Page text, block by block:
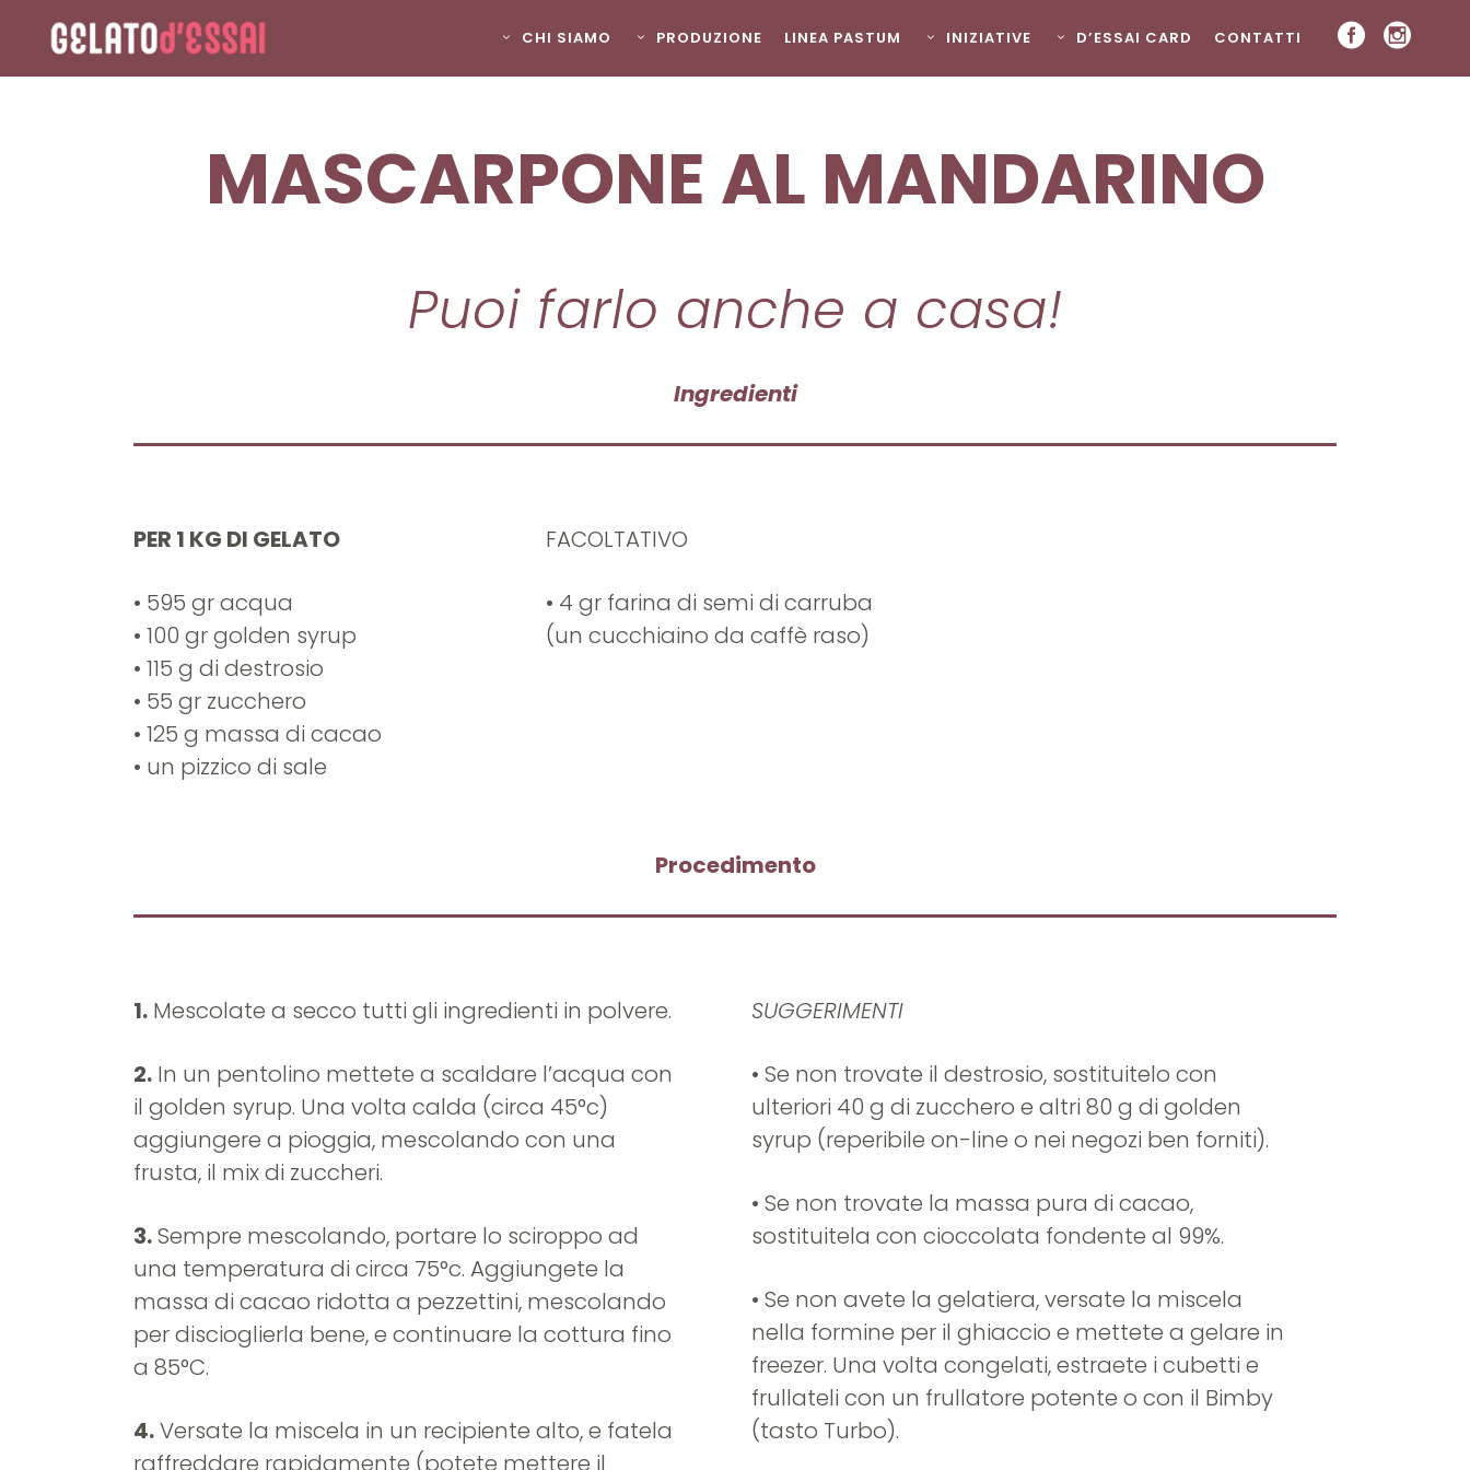
CHI SIAMO PRODUZIONE LINEA PASTUM INIZIATIVE D’ESSAI CARD CONTATTI
MASCARPONE AL MANDARINO
Puoi farlo anche a casa!
Ingredienti
PER 1 KG DI GELATO
• 595 gr acqua
• 100 gr golden syrup
• 115 g di destrosio
• 55 gr zucchero
• 125 g massa di cacao
• un pizzico di sale
FACOLTATIVO
• 4 gr farina di semi di carruba
(un cucchiaino da caffè raso)
Procedimento
1. Mescolate a secco tutti gli ingredienti in polvere.
2. In un pentolino mettete a scaldare l’acqua con
il golden syrup. Una volta calda (circa 45°c)
aggiungere a pioggia, mescolando con una
frusta, il mix di zuccheri.
3.Sempre mescolando, portare lo sciroppo ad
una temperatura di circa 75°c. Aggiungete la
massa di cacao ridotta a pezzettini, mescolando
per discioglierla bene, e continuare la cottura fino
a 85°C.
4.Versate la miscela in un recipiente alto, e fatela
raffreddare rapidamente (potete mettere il
SUGGERIMENTI
• Se non trovate il destrosio, sostituitelo con
ulteriori 40 g di zucchero e altri 80 g di golden
syrup (reperibile on-line o nei negozi ben forniti).
• Se non trovate la massa pura di cacao,
sostituitela con cioccolata fondente al 99%.
• Se non avete la gelatiera, versate la miscela
nella formine per il ghiaccio e mettete a gelare in
freezer. Una volta congelati, estraete i cubetti e
frullateli con un frullatore potente o con il Bimby
(tasto Turbo).